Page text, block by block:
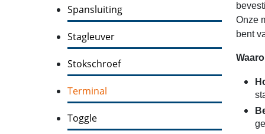
Spansluiting
Stagleuver
Stokschroef
Terminal
Toggle
Onze
bent